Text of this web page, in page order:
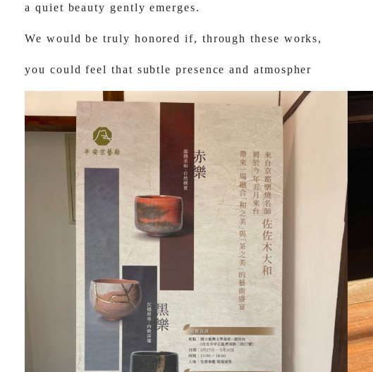
a quiet beauty gently emerges.
We would be truly honored if, through these works,
you could feel that subtle presence and atmospher